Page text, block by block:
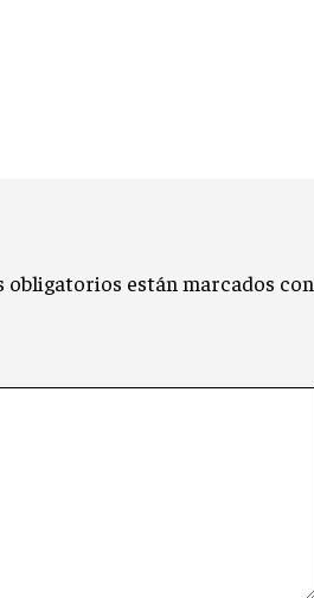
obligatorios están marcados con